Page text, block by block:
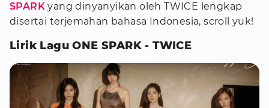
SPARK yang dinyanyikan oleh TWICE lengkap
disertai terjemahan bahasa Indonesia, scroll yuk!
Lirik Lagu ONE SPARK - TWICE